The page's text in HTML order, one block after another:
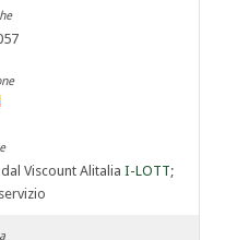
Viscount AlitaliaI-LOTT;